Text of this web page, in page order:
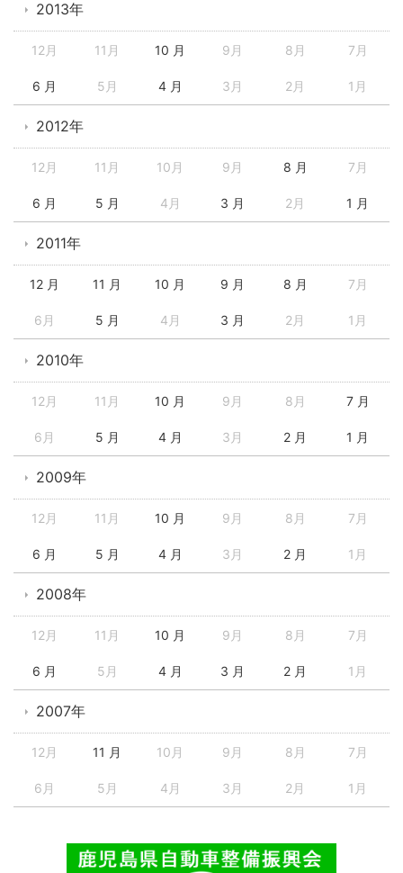
2013年
12月 11月 10 月 9月 8月 7月
6 月 5月 4 月 3月 2月 1月
2012年
12月 11月 10月 9月 8 月 7月
6 月 5 月 4月 3 月 2月 1 月
2011年
12 月 11 月 10 月 9 月 8 月 7月
6月 5 月 4月 3 月 2月 1月
2010年
12月 11月 10 月 9月 8月 7 月
6月 5 月 4 月 3月 2 月 1 月
2009年
12月 11月 10 月 9月 8月 7月
6 月 5 月 4 月 3月 2 月 1月
2008年
12月 11月 10 月 9月 8月 7月
6 月 5月 4 月 3 月 2 月 1月
2007年
12月 11 月 10月 9月 8月 7月
6月 5月 4月 3月 2月 1月